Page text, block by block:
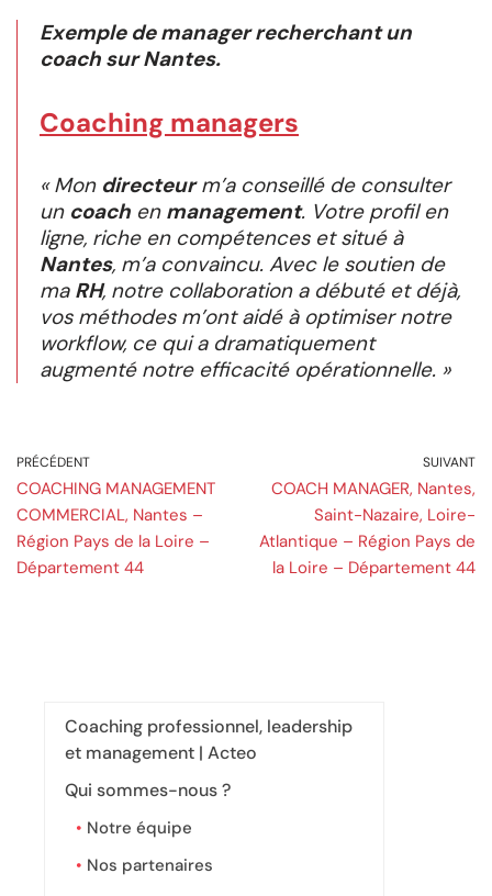
Exemple de manager recherchant un
coach sur Nantes.
Coaching managers
« Mon directeurm’a conseillé de consulter
un coach en management. Votre profil en
ligne, riche en compétences et situé à
Nantes, m’a convaincu. Avec le soutien de
ma RH, notre collaboration a débuté et déjà,
vos méthodes m’ont aidé à optimiser notre
workflow, ce qui a dramatiquement
augmenté notre efficacité opérationnelle. »
PRÉCÉDENT
COACHING MANAGEMENT
COMMERCIAL, Nantes –
Région Pays de la Loire –
Département 44
SUIVANT
COACH MANAGER, Nantes,
Saint-Nazaire, Loire-
Atlantique – Région Pays de
la Loire – Département 44
Coaching professionnel, leadership
et management | Acteo
Qui sommes-nous ?
Notre équipe
Nos partenaires